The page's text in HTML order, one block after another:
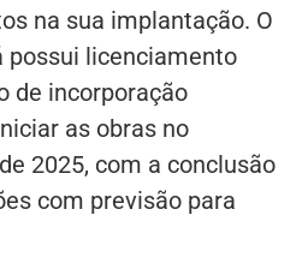
na sua implantação. O
possui licenciamento
de incorporação
as obras no
2025, com a conclusão
com previsão para